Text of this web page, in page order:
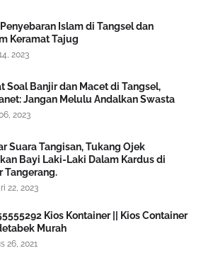
Islam di Tangsel dan
Keramat Tajug
2023
Soal Banjir dan Macet di Tangsel,
Jangan Melulu Andalkan Swasta
2023
Suara Tangisan, Tukang Ojek
Bayi Laki-Laki Dalam Kardus di
Tangerang.
22, 2023
Kios Kontainer || Kios Container
Murah
26, 2021